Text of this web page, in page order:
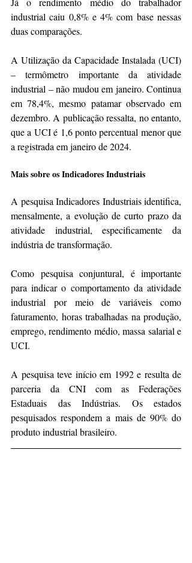
industrial caiu 0,8% e 4% com base nessas
duas comparações.
A Utilização da Capacidade Instalada (UCI)
– termômetro importante da atividade
industrial – não mudou em janeiro. Continua
em 78,4%, mesmo patamar observado em
dezembro. A publicação ressalta, no entanto,
que a UCI é 1,6 ponto percentual menor que
a registrada em janeiro de 2024.
Mais sobre os Indicadores Industriais
A pesquisa Indicadores Industriais identifica,
mensalmente, a evolução de curto prazo da
atividade industrial, especificamente da
indústria de transformação.
Como pesquisa conjuntural, é importante
para indicar o comportamento da atividade
industrial por meio de variáveis como
faturamento, horas trabalhadas na produção,
emprego, rendimento médio, massa salarial e
UCI.
A pesquisa teve início em 1992 e resulta de
parceria da CNI com as Federações
Estaduais das Indústrias. Os estados
pesquisados respondem a mais de 90% do
produto industrial brasileiro.